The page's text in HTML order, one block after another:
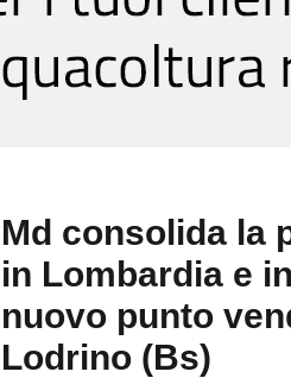
Md consolida la
in Lombardia e
nuovo punto
Lodrino (Bs)